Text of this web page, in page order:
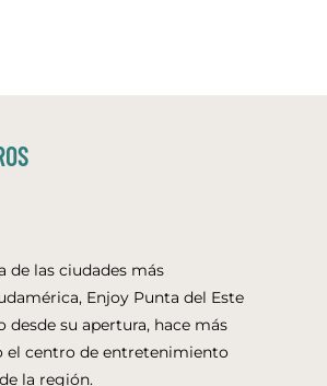
de las ciudades más
Enjoy Punta del Este
desde su apertura, hace más
el centro de entretenimiento
la región.